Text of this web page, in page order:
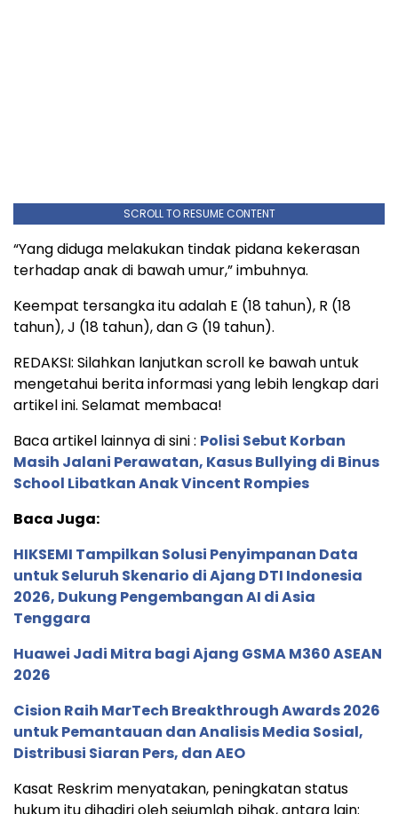
SCROLL TO RESUME CONTENT
“Yang diduga melakukan tindak pidana kekerasan
terhadap anak di bawah umur,” imbuhnya.
Keempat tersangka itu adalah E (18 tahun), R (18
tahun), J (18 tahun), dan G (19 tahun).
REDAKSI: Silahkan lanjutkan scroll ke bawah untuk
mengetahui berita informasi yang lebih lengkap dari
artikel ini. Selamat membaca!
Baca artikel lainnya di sini : Polisi Sebut Korban
Masih Jalani Perawatan, Kasus Bullying di Binus
School Libatkan Anak Vincent Rompies
Baca Juga:
HIKSEMI Tampilkan Solusi Penyimpanan Data
untuk Seluruh Skenario di Ajang DTI Indonesia
2026, Dukung Pengembangan AI di Asia
Tenggara
Huawei Jadi Mitra bagi Ajang GSMA M360 ASEAN
2026
Cision Raih MarTech Breakthrough Awards 2026
untuk Pemantauan dan Analisis Media Sosial,
Distribusi Siaran Pers, dan AEO
Kasat Reskrim menyatakan, peningkatan status